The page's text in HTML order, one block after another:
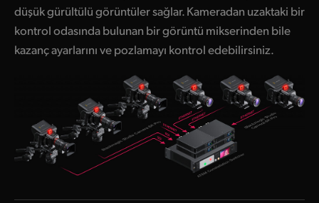
düşük gürültülü görüntüler sağlar. Kameradan uzaktaki bir
kontrol odasında bulunan bir görüntü mikserinden bile
kazanç ayarlarını ve pozlamayı kontrol edebilirsiniz.